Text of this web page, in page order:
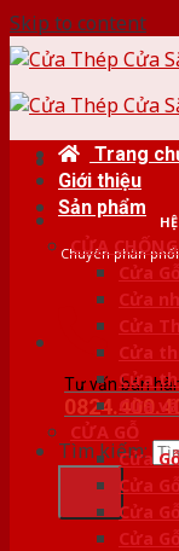
Skip to content
Chuyên phân
Tư vấn bán
Tìm kiếm:
Trang
Giới thiệu
Sản phẩm
CỬA
Cửa
Cửa
Cửa
Cửa
Cửa
Cửa
CỬA GỖ
Cửa
Cửa
Cửa
Cửa